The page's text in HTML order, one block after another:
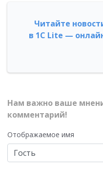
Читайте
в 1С Lite —
Нам важно ваше
комментарий!
Отображаемое имя